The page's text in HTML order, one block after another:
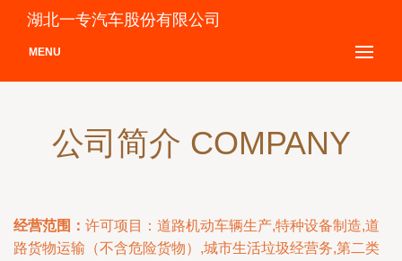
湖北一专汽车股份有限公司
MENU
公司简介 COMPANY
经营范围： 许可项目：道路机动车辆生产,特种设备制造,道
路货物运输（不含危险货物）,城市生活垃圾经营务,第二类